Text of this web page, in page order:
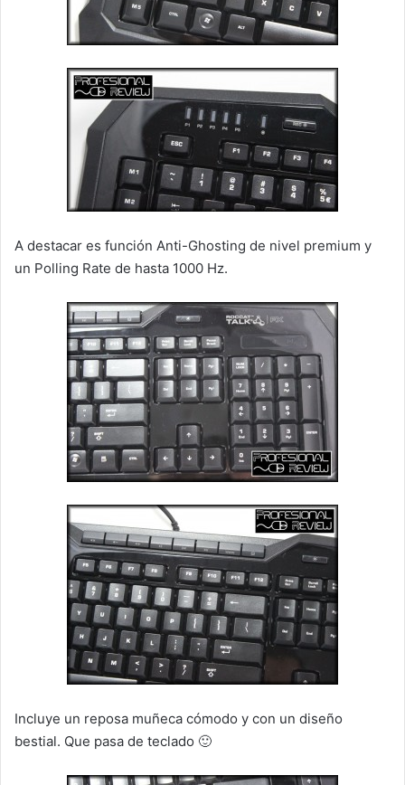
A destacar es función Anti-Ghosting de nivel premium y
un Polling Rate de hasta 1000 Hz.
Incluye un reposa muñeca cómodo y con un diseño
bestial. Que pasa de teclado 🙂